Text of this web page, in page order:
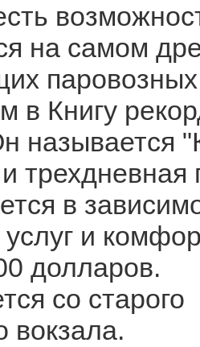
на самом
паровозных
в Книгу
называется
трехдневная
в
и
долларов.
со старого
вокзала.